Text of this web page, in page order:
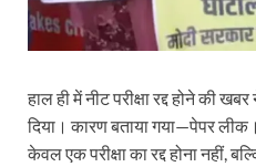
हाल ही में नीट परीक्षा रद्द होने की
दिया। कारण बताया गया—पेपर
केवल एक परीक्षा का रद्द होना नहीं,